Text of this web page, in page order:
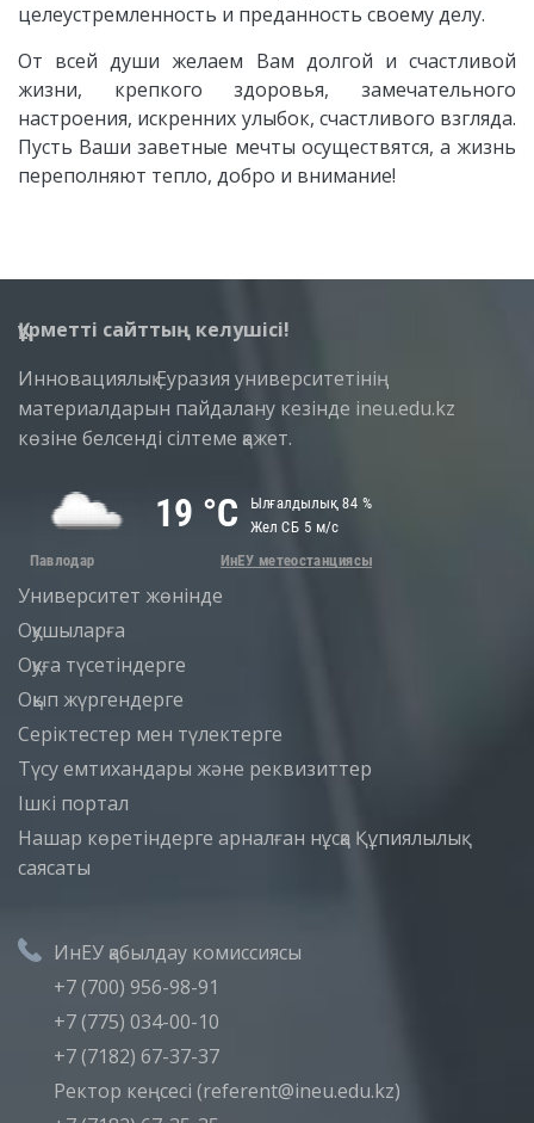
целеустремленность и преданность своему делу.
От всей души желаем Вам долгой и счастливой
жизни, крепкого здоровья, замечательного
настроения, искренних улыбок, счастливого взгляда.
Пусть Ваши заветные мечты осуществятся, а жизнь
переполняют тепло, добро и внимание!
Құрметті сайттың келушісі!
Инновациялық Еуразия университетінің
материалдарын пайдалану кезінде ineu.edu.kz
көзіне белсенді сілтеме қажет.
Университет жөнінде
Оқушыларға
Оқуға түсетіндерге
Оқып жүргендерге
Серіктестер мен түлектерге
Түсу емтихандары және реквизиттер
Iшкi портал
Нашар көретіндерге арналған нұсқа Құпиялылық
саясаты
ИнЕУ қабылдау комиссиясы
+7 (700) 956-98-91
+7 (775) 034-00-10
+7 (7182) 67-37-37
Ректор кеңсесі (referent@ineu.edu.kz)